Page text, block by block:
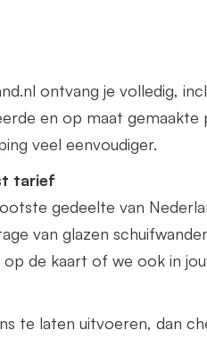
ontvang je volledig,
en op maat gemaakte
veel eenvoudiger.
tarief
gedeelte van
van glazen
op de kaart of we ook in
te laten uitvoeren, dan